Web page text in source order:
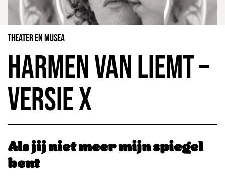
Theater en Musea
Harmen van Liemt –
Versie X
Als jij niet meer mijn spiegel
bent